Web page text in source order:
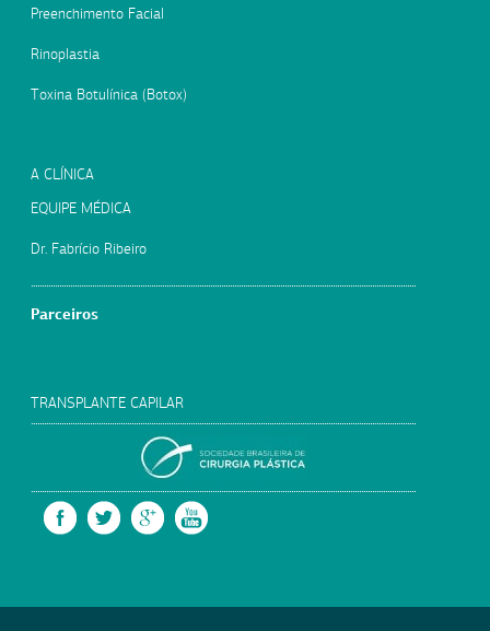
Preenchimento Facial
Rinoplastia
Toxina Botulínica (Botox)
A CLÍNICA
EQUIPE MÉDICA
Dr. Fabrício Ribeiro
Parceiros
TRANSPLANTE CAPILAR
FACEBOOKTWITTERGOOGLE +